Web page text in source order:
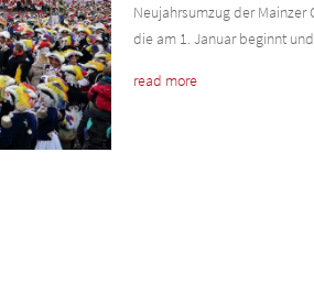
Neujahrsumzug der Mainzer
die am 1. Januar beginnt
read more